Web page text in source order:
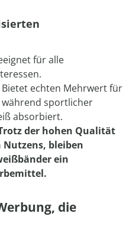
für alle
Bietet echten Mehrwert für
während sportlicher
absorbiert.
der hohen Qualität
bleiben
ein
die